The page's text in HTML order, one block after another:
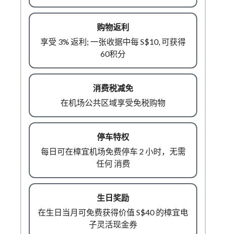
享受 3% 返利; 一张收据中每 S$10, 可获得
60积分
在机场公共区域享受免税购物
每日可在樟宜机场免费停车 2 小时，无需
任何 消费
在生日当月可免费获得价值 S$40 的樟宜电
子灵活现金券